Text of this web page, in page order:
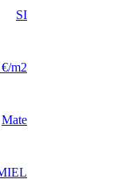
SI
m2
Mate